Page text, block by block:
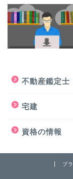
不動産鑑定士
宅建
資格の情報
プ